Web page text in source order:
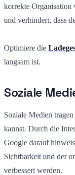
korrekte Organisation
und verhindert, dass
Optimiere die
langsam ist.
Soziale
Soziale Medien
kannst. Durch die
Google darauf
Sichtbarkeit und der
verbessert werden.